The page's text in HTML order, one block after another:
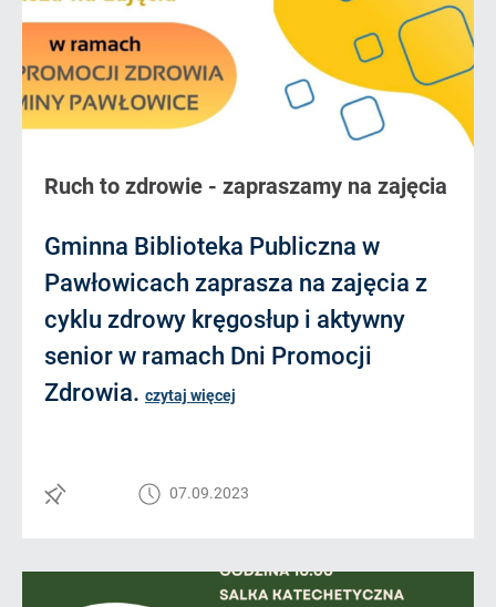
Ruch to zdrowie - zapraszamy na zajęcia
Gminna Biblioteka Publiczna w
Pawłowicach zaprasza na zajęcia z
cyklu zdrowy kręgosłup i aktywny
senior w ramach Dni Promocji
Zdrowia. czytaj więcej
07.09.2023